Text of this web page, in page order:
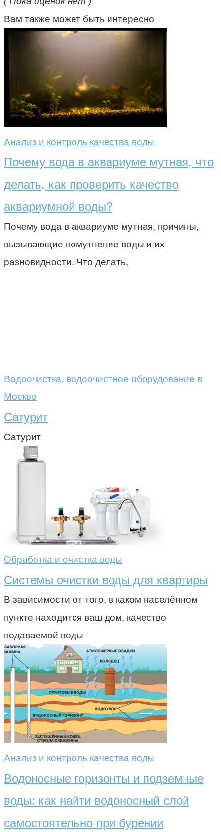
Вам также может быть интересно
Анализ и контроль качества воды
Почему вода в аквариуме мутная, что
делать, как проверить качество
аквариумной воды?
Почему вода в аквариуме мутная, причины,
вызывающие помутнение воды и их
разновидности. Что делать,
Водоочистка, водоочистное оборудование в
Москве
Сатурит
Сатурит
Обработка и очистка воды
Системы очистки воды для квартиры
В зависимости от того, в каком населённом
пункте находится ваш дом, качество
подаваемой воды
Анализ и контроль качества воды
Водоносные горизонты и подземные
воды: как найти водоносный слой
самостоятельно при бурении